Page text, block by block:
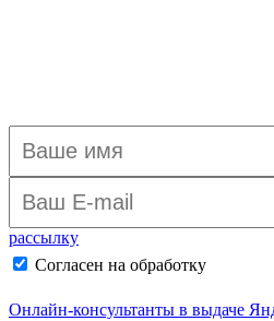
рассылку
Согласен на обработку
Онлайн-консультанты в выдаче